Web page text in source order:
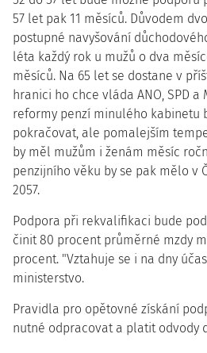
57 let pak 11 měsíců. Důvodem
postupné navyšování
léta každý rok u mužů o dva
měsíců. Na 65 let se dostane v
hranici ho chce vláda ANO, SPD
reformy penzí minulého kabinetu
pokračovat, ale pomalejším
by měl mužům i ženám měsíc
penzijního věku by se pak mělo v
2057.
Podpora při rekvalifikaci bude
činit 80 procent průměrné mzdy
procent. "Vztahuje se i na dny
ministerstvo.
Pravidla pro opětovné získání
nutné odpracovat a platit odvody